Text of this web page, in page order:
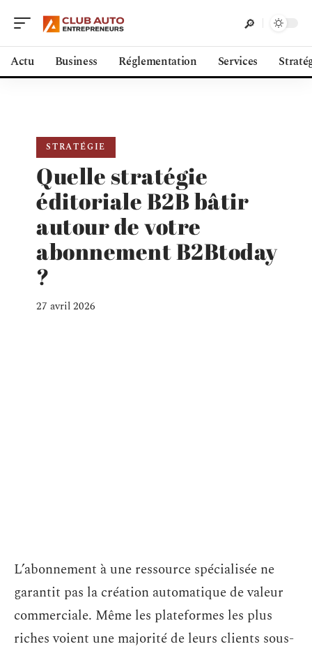
Actu Business Réglementation Services
STRATÉGIE
Quelle stratégie
éditoriale B2B bâtir
autour de votre
abonnement B2Btoday
?
27 avril 2026
L’abonnement à une ressource spécialisée ne
garantit pas la création automatique de valeur
commerciale. Même les plateformes les plus
riches voient une majorité de leurs clients sous-